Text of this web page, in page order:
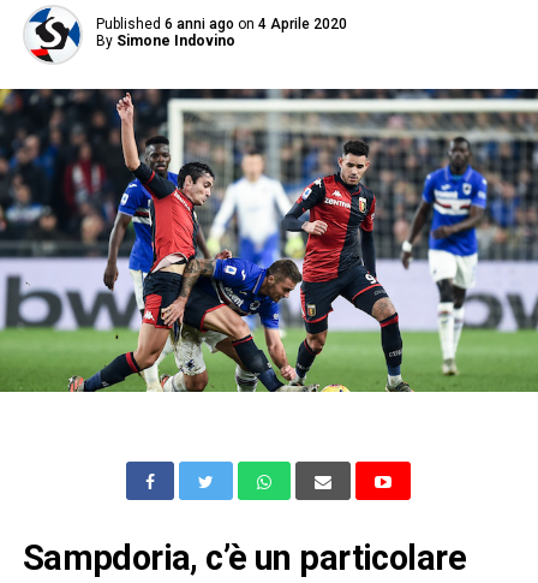
Published 6 anni ago on 4 Aprile 2020
By Simone Indovino
Sampdoria, c’è un particolare